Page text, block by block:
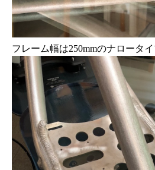
フレーム幅は250mmのナロータ